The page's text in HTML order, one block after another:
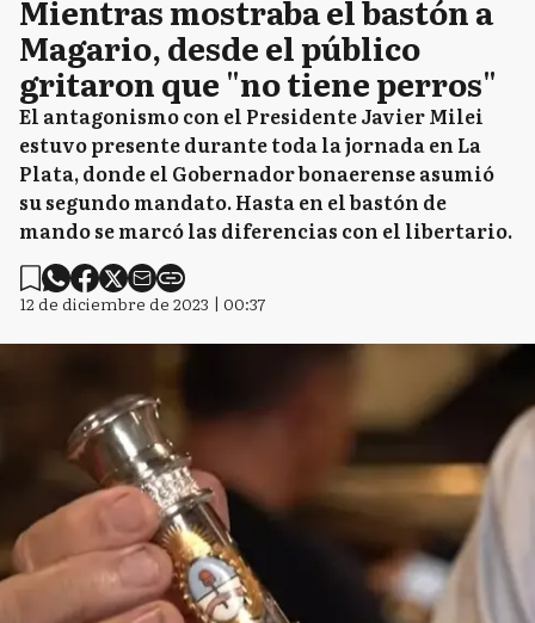
Mientras mostraba el bastón a
Magario, desde el público
gritaron que "no tiene perros"
El antagonismo con el Presidente Javier Milei
estuvo presente durante toda la jornada en La
Plata, donde el Gobernador bonaerense asumió
su segundo mandato. Hasta en el bastón de
mando se marcó las diferencias con el libertario.
12 de diciembre de 2023 | 00:37